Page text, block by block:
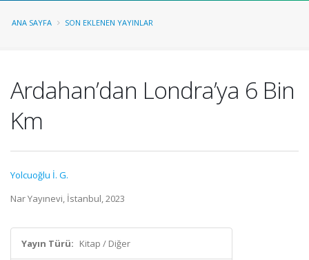
ANA SAYFA SON EKLENEN YAYINLAR
Ardahan’dan Londra’ya 6 Bin
Km
Yolcuoğlu İ. G.
Nar Yayınevi, İstanbul, 2023
Yayın Türü: Kitap / Diğer